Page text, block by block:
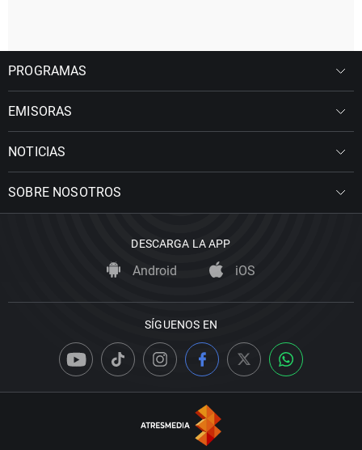
PROGRAMAS
EMISORAS
NOTICIAS
SOBRE NOSOTROS
DESCARGA LA APP
Android iOS
SÍGUENOS EN